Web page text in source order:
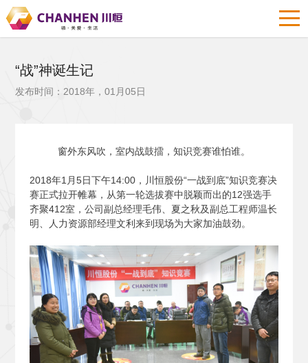
“战”神诞生记
发布时间：2018年，01月05日
窗外东风吹，室内战鼓擂，知识竞赛谁怕谁。
2018年1月5日下午14:00，川恒股份“一战到底”知识竞赛决
赛正式拉开帷幕，从第一轮选拔赛中脱颖而出的12强选手
齐聚412室，公司副总经理毛伟、夏之秋及副总工程师温长
明、人力资源部经理文利来到现场为大家加油鼓劲。